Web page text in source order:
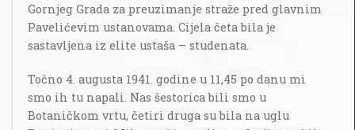
Gornjeg Grada za preuzimanje straže pred glavnim
Pavelićevim ustanovama. Cijela četa bila je
sastavljena iz elite ustaša – studenata.
Točno 4. augusta 1941. godine u 11,45 po danu mi
smo ih tu napali. Nas šestorica bili smo u
Botaničkom vrtu, četiri druga su bila na uglu